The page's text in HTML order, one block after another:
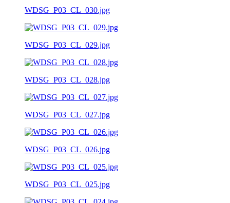
WDSG_P03_CL_030.jpg
WDSG_P03_CL_029.jpg
WDSG_P03_CL_028.jpg
WDSG_P03_CL_027.jpg
WDSG_P03_CL_026.jpg
WDSG_P03_CL_025.jpg